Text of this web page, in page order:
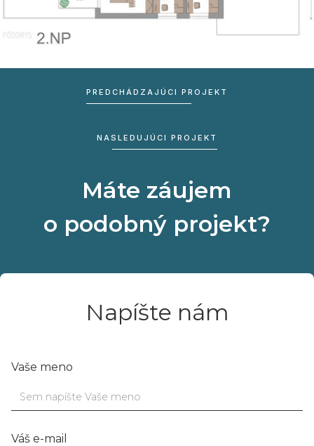
PREDCHÁDZAJÚCI PROJEKT
NASLEDUJÚCI PROJEKT
Máte záujem
o podobný projekt?
Napíšte nám
Vaše meno
Váš e-mail